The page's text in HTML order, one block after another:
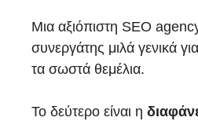
Μια αξιόπιστη SEO
συνεργάτης μιλά γενικά για
τα σωστά θεμέλια.
Το δεύτερο είναι η